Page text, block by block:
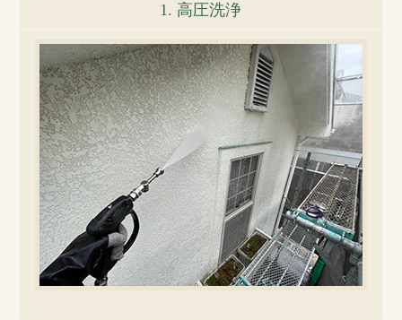
1. 高圧洗浄